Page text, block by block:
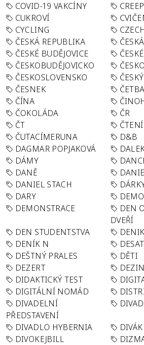
COVID-19 VAKCÍNY
CUKROVÍ
CYCLING
ČESKÁ REPUBLIKA
ČESKÉ BUDĚJOVICE
ČESKOBUDĚJOVICKO
ČESKOSLOVENSKO
ČESNEK
ČETBA
ČÍNA
ČOKOLÁDA
ČR
ČT
ČTENÍ
ČUTACÍMERUNA
D&B
DAGMAR POPJAKOVÁ
DÁMY
DANĚ
DANIEL STACH
DARY
DEMONSTRACE
DEN
DVEŘÍ
DEN STUDENTSTVA
DENIK
DENÍK N
DEŠTNÝ PRALES
DĚTI
DEZERT
DIDAKTICKÝ TEST
DIGITÁLNÍ NOMÁD
DIVADELNÍ
PŘEDSTAVENÍ
DIVADLO HYBERNIA
DIVÁK
DIVOKEJBILL